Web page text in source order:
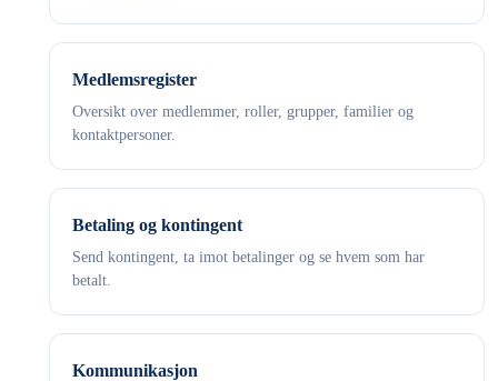
Medlemsregister
Oversikt over medlemmer, roller, grupper, familier og
kontaktpersoner.
Betaling og kontingent
Send kontingent, ta imot betalinger og se hvem som har
betalt.
Kommunikasjon